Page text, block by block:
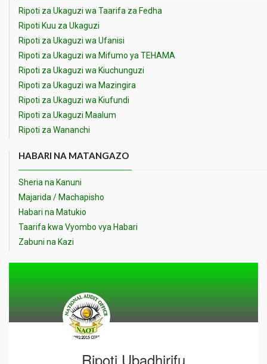
Ripoti za Ukaguzi wa Taarifa za Fedha
Ripoti Kuu za Ukaguzi
Ripoti za Ukaguzi wa Ufanisi
Ripoti za Ukaguzi wa Mifumo ya TEHAMA
Ripoti za Ukaguzi wa Kiuchunguzi
Ripoti za Ukaguzi wa Mazingira
Ripoti za Ukaguzi wa Kiufundi
Ripoti za Ukaguzi Maalum
Ripoti za Wananchi
HABARI NA MATANGAZO
Sheria na Kanuni
Majarida / Machapisho
Habari na Matukio
Taarifa kwa Vyombo vya Habari
Zabuni na Kazi
Ripoti Ubadhirifu